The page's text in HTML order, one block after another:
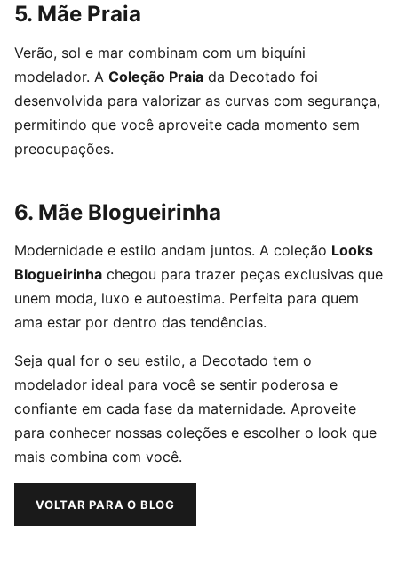
5. Mãe Praia
Verão, sol e mar combinam com um biquíni
modelador. A Coleção Praia da Decotado foi
desenvolvida para valorizar as curvas com segurança,
permitindo que você aproveite cada momento sem
preocupações.
6. Mãe Blogueirinha
Modernidade e estilo andam juntos. A coleção Looks
Blogueirinha chegou para trazer peças exclusivas que
unem moda, luxo e autoestima. Perfeita para quem
ama estar por dentro das tendências.
Seja qual for o seu estilo, a Decotado tem o
modelador ideal para você se sentir poderosa e
confiante em cada fase da maternidade. Aproveite
para conhecer nossas coleções e escolher o look que
mais combina com você.
VOLTAR PARA O BLOG